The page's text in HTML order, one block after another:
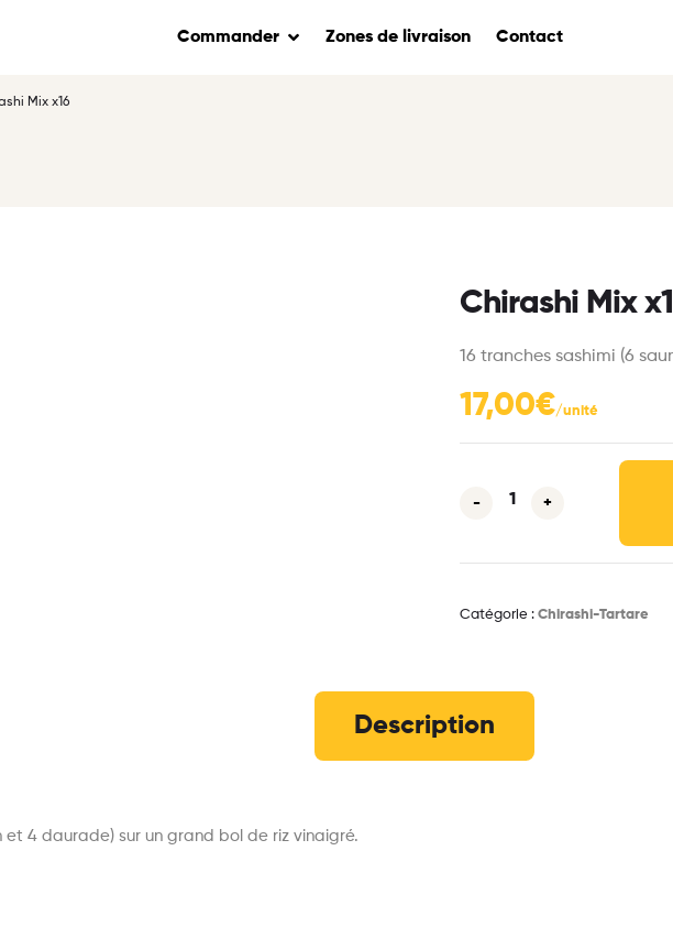
Commander Zones de livraison Contact
Mix x16
Chirashi Mix
16 tranches sashimi (6
17,00€
- +
Catégorie : Chirashi-Tartare
Description
et 4 daurade) sur un grand bol de riz vinaigré.